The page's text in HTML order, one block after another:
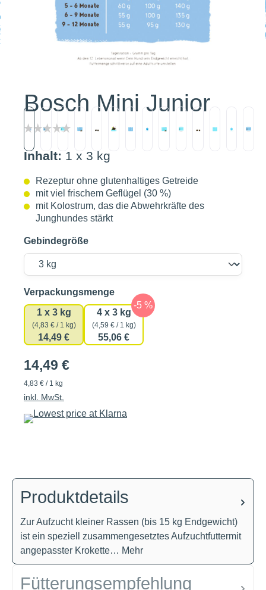
Bosch Mini Junior
Inhalt: 1 x 3 kg
Rezeptur ohne glutenhaltiges Getreide
mit viel frischem Geflügel (30 %)
mit Kolostrum, das die Abwehrkräfte des
Junghundes stärkt
Gebindegröße
Verpackungsmengeauswählen
1 x 3 kg
(4,83 € / 1 kg)
14,49 €
4 x 3 kg
(4,59 € / 1 kg)
55,06 €
14,49 €
4,83 € / 1 kg
inkl. MwSt.
Produktdetails
Zur Aufzucht kleiner Rassen (bis 15 kg Endgewicht)
ist ein speziell zusammengesetztes Aufzuchtfuttermit
angepasster Krokette… Mehr
Fütterungsempfehlung